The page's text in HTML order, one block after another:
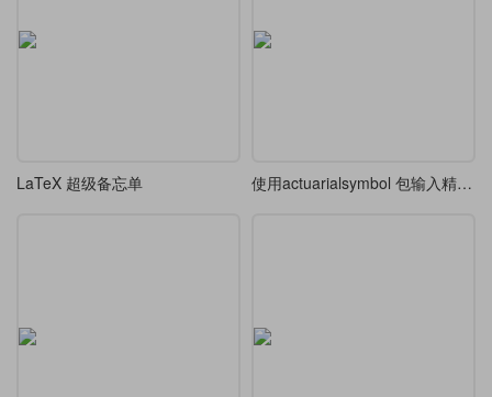
LaTeX 超级备忘单 使用actuarialsymbol 包输入精算符号